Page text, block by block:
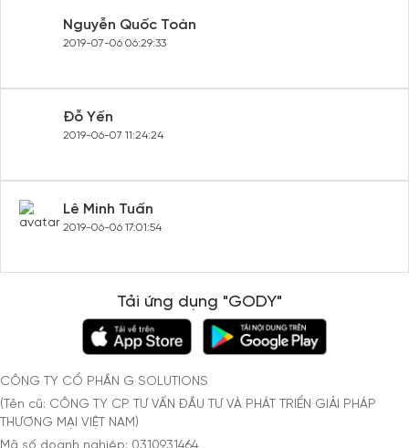
Nguyễn Quốc Toàn
2019-07-06 06:29:33
Đỗ Yến
2019-06-07 11:24:24
Lê Minh Tuấn
2019-06-06 17:01:54
Tải ứng dụng "GODY"
CÔNG TY CỔ PHẦN G SOLUTIONS
(Tên cũ: CÔNG TY CP TƯ VẤN ĐẦU TƯ VÀ PHÁT TRIỂN GIẢI PHÁP
THƯƠNG MẠI VIỆT NAM)